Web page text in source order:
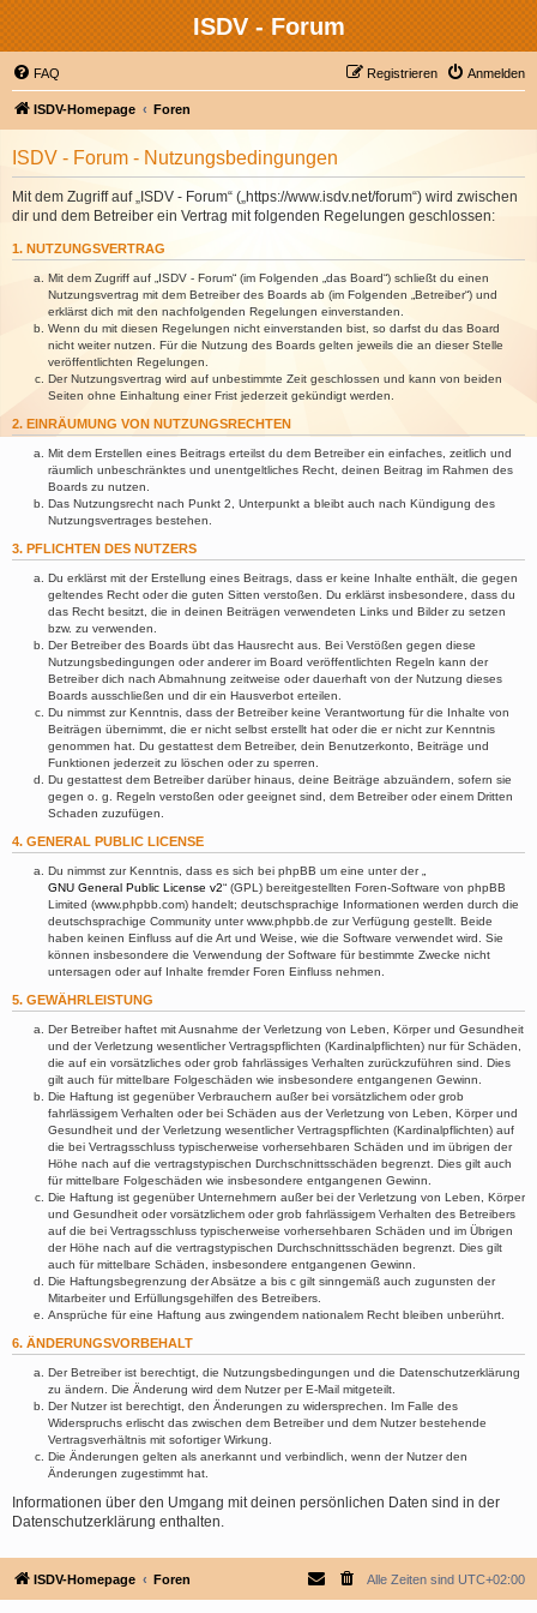
ISDV - Forum
FAQ Anmelden
Registrieren
ISDV-Homepage Foren
ISDV - Forum - Nutzungsbedingungen
Mit dem Zugriff auf „ISDV - Forum“ („https://www.isdv.net/forum“) wird zwischen
dir und dem Betreiber ein Vertrag mit folgenden Regelungen geschlossen:
1. NUTZUNGSVERTRAG
Mit dem Zugriff auf „ISDV - Forum“ (im Folgenden „das Board“) schließt du einen
Nutzungsvertrag mit dem Betreiber des Boards ab (im Folgenden „Betreiber“) und
erklärst dich mit den nachfolgenden Regelungen einverstanden.
Wenn du mit diesen Regelungen nicht einverstanden bist, so darfst du das Board
nicht weiter nutzen. Für die Nutzung des Boards gelten jeweils die an dieser Stelle
veröffentlichten Regelungen.
Der Nutzungsvertrag wird auf unbestimmte Zeit geschlossen und kann von beiden
Seiten ohne Einhaltung einer Frist jederzeit gekündigt werden.
2. EINRÄUMUNG VON NUTZUNGSRECHTEN
Mit dem Erstellen eines Beitrags erteilst du dem Betreiber ein einfaches, zeitlich und
räumlich unbeschränktes und unentgeltliches Recht, deinen Beitrag im Rahmen des
Boards zu nutzen.
Das Nutzungsrecht nach Punkt 2, Unterpunkt a bleibt auch nach Kündigung des
Nutzungsvertrages bestehen.
3. PFLICHTEN DES NUTZERS
Du erklärst mit der Erstellung eines Beitrags, dass er keine Inhalte enthält, die gegen
geltendes Recht oder die guten Sitten verstoßen. Du erklärst insbesondere, dass du
das Recht besitzt, die in deinen Beiträgen verwendeten Links und Bilder zu setzen
bzw. zu verwenden.
Der Betreiber des Boards übt das Hausrecht aus. Bei Verstößen gegen diese
Nutzungsbedingungen oder anderer im Board veröffentlichten Regeln kann der
Betreiber dich nach Abmahnung zeitweise oder dauerhaft von der Nutzung dieses
Boards ausschließen und dir ein Hausverbot erteilen.
Du nimmst zur Kenntnis, dass der Betreiber keine Verantwortung für die Inhalte von
Beiträgen übernimmt, die er nicht selbst erstellt hat oder die er nicht zur Kenntnis
genommen hat. Du gestattest dem Betreiber, dein Benutzerkonto, Beiträge und
Funktionen jederzeit zu löschen oder zu sperren.
Du gestattest dem Betreiber darüber hinaus, deine Beiträge abzuändern, sofern sie
gegen o. g. Regeln verstoßen oder geeignet sind, dem Betreiber oder einem Dritten
Schaden zuzufügen.
4. GENERAL PUBLIC LICENSE
Du nimmst zur Kenntnis, dass es sich bei phpBB um eine unter der „
GNU General Public License v2“ (GPL) bereitgestellten Foren-Software von phpBB
Limited (www.phpbb.com) handelt; deutschsprachige Informationen werden durch die
deutschsprachige Community unter www.phpbb.de zur Verfügung gestellt. Beide
haben keinen Einfluss auf die Art und Weise, wie die Software verwendet wird. Sie
können insbesondere die Verwendung der Software für bestimmte Zwecke nicht
untersagen oder auf Inhalte fremder Foren Einfluss nehmen.
5. GEWÄHRLEISTUNG
Der Betreiber haftet mit Ausnahme der Verletzung von Leben, Körper und Gesundheit
und der Verletzung wesentlicher Vertragspflichten (Kardinalpflichten) nur für Schäden,
die auf ein vorsätzliches oder grob fahrlässiges Verhalten zurückzuführen sind. Dies
gilt auch für mittelbare Folgeschäden wie insbesondere entgangenen Gewinn.
Die Haftung ist gegenüber Verbrauchern außer bei vorsätzlichem oder grob
fahrlässigem Verhalten oder bei Schäden aus der Verletzung von Leben, Körper und
Gesundheit und der Verletzung wesentlicher Vertragspflichten (Kardinalpflichten) auf
die bei Vertragsschluss typischerweise vorhersehbaren Schäden und im übrigen der
Höhe nach auf die vertragstypischen Durchschnittsschäden begrenzt. Dies gilt auch
für mittelbare Folgeschäden wie insbesondere entgangenen Gewinn.
Die Haftung ist gegenüber Unternehmern außer bei der Verletzung von Leben, Körper
und Gesundheit oder vorsätzlichem oder grob fahrlässigem Verhalten des Betreibers
auf die bei Vertragsschluss typischerweise vorhersehbaren Schäden und im Übrigen
der Höhe nach auf die vertragstypischen Durchschnittsschäden begrenzt. Dies gilt
auch für mittelbare Schäden, insbesondere entgangenen Gewinn.
Die Haftungsbegrenzung der Absätze a bis c gilt sinngemäß auch zugunsten der
Mitarbeiter und Erfüllungsgehilfen des Betreibers.
Ansprüche für eine Haftung aus zwingendem nationalem Recht bleiben unberührt.
6. ÄNDERUNGSVORBEHALT
Der Betreiber ist berechtigt, die Nutzungsbedingungen und die Datenschutzerklärung
zu ändern. Die Änderung wird dem Nutzer per E-Mail mitgeteilt.
Der Nutzer ist berechtigt, den Änderungen zu widersprechen. Im Falle des
Widerspruchs erlischt das zwischen dem Betreiber und dem Nutzer bestehende
Vertragsverhältnis mit sofortiger Wirkung.
Die Änderungen gelten als anerkannt und verbindlich, wenn der Nutzer den
Änderungen zugestimmt hat.
Informationen über den Umgang mit deinen persönlichen Daten sind in der
Datenschutzerklärung enthalten.
ISDV-Homepage Foren Alle Zeiten sind UTC+02:00